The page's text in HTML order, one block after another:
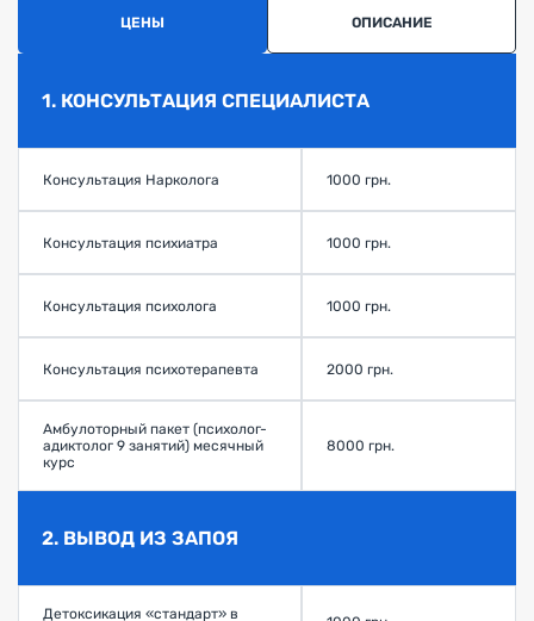
ЦЕНЫ ОПИСАНИЕ
1. КОНСУЛЬТАЦИЯ СПЕЦИАЛИСТА
Консультация Нарколога 1000 грн.
Консультация психиатра 1000 грн.
Консультация психолога 1000 грн.
Консультация психотерапевта 2000 грн.
Амбулоторный пакет (психолог-
адиктолог 9 занятий) месячный
курс
8000 грн.
2. ВЫВОД ИЗ ЗАПОЯ
Детоксикация «стандарт» в